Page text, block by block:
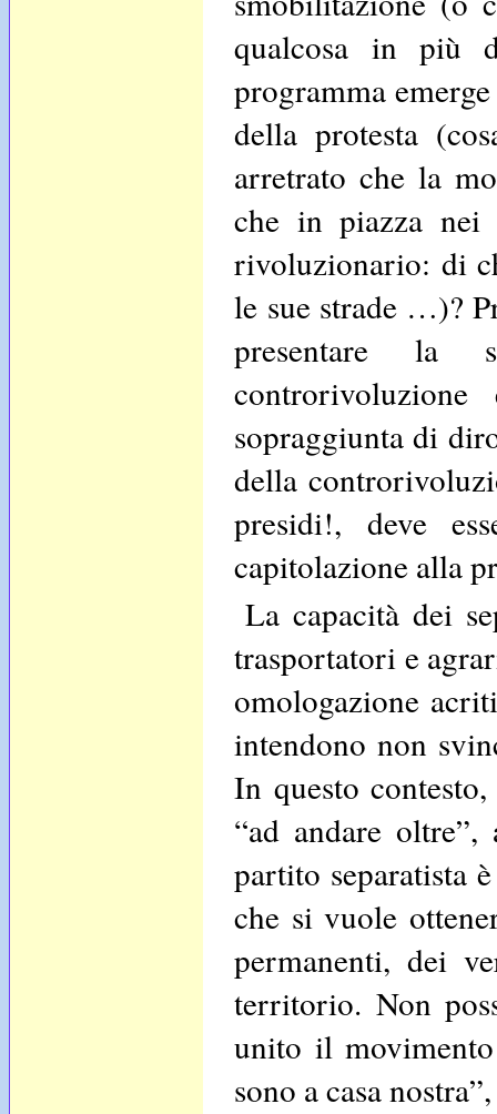
qualcosa in più
programma
della protesta
arretrato che la
che in piazza nei
rivoluzionario: di
le sue strade …)?
presentare la
sopraggiunta di
della
presidi!, deve
capitolazione alla
La capacità dei
trasportatori e
omologazione
intendono non
In questo
“ad andare
partito separatista
che si vuole
permanenti, dei
territorio. Non
unito il
sono a casa